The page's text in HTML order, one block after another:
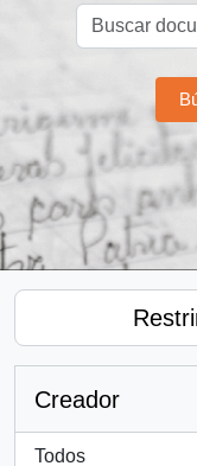
Creador
Todos